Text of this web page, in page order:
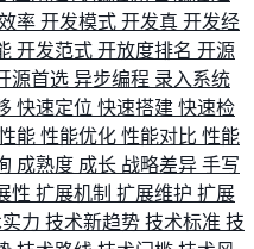
率 开发模式 开发真 开发经
开发范式 开放度排名 开源
源首选 异步编程 录入系统
快速定位 快速搭建 快速检
能 性能优化 性能对比 性能
成熟度 成长 战略差异 手写
性 扩展机制 扩展维护 扩展
力 技术新趋势 技术标准 技